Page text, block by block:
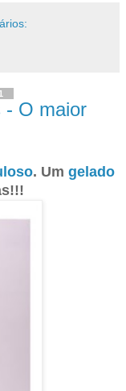
- O maior
. Um gelado